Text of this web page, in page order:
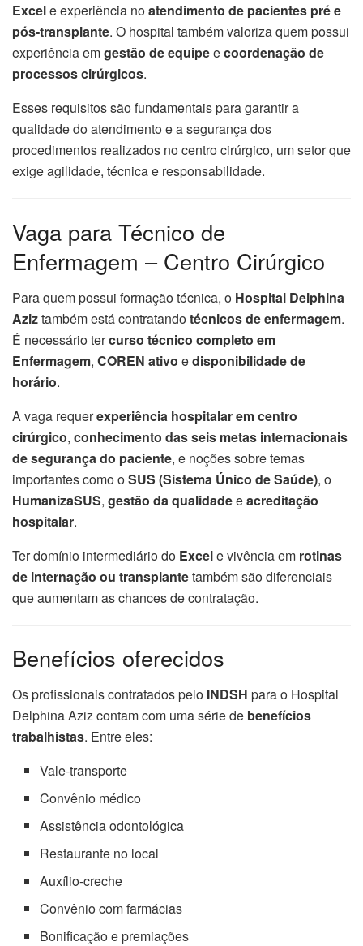
Excele experiência noatendimento de pacientes pré e
pós-transplante. O hospital também valoriza quem possui
experiência emgestão de equipeecoordenação de
processos cirúrgicos.
Esses requisitos são fundamentais para garantir a
qualidade do atendimento e a segurança dos
procedimentos realizados no centro cirúrgico, um setor que
exige agilidade, técnica e responsabilidade.
Vaga para Técnico de
Enfermagem – Centro Cirúrgico
Para quem possui formação técnica, o Hospital Delphina
Aziztambém está contratandotécnicos de enfermagem.
É necessário tercurso técnico completo em
Enfermagem, COREN ativo edisponibilidade de
horário.
A vaga requerexperiência hospitalar em centro
cirúrgico, conhecimento das seis metas internacionais
de segurança do paciente, e noções sobre temas
importantes como oSUS (Sistema Único de Saúde), o
HumanizaSUS, gestão da qualidadeeacreditação
hospitalar.
Ter domínio intermediário do Excele vivência em rotinas
de internação ou transplantetambém são diferenciais
que aumentam as chances de contratação.
Benefícios oferecidos
Os profissionais contratados pelo INDSH para o Hospital
Delphina Aziz contam com uma série de benefícios
trabalhistas. Entre eles:
Vale-transporte
Convênio médico
Assistência odontológica
Restaurante no local
Auxílio-creche
Convênio com farmácias
Bonificação e premiações